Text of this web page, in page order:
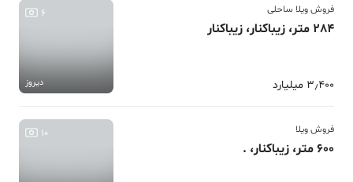
فروش ویلا ساحلی
284 متر، زیباکنار، زیباکنار
3٫400 میلیارد
6
دیروز
فروش ویلا
600 متر، زیباکنار، .
10